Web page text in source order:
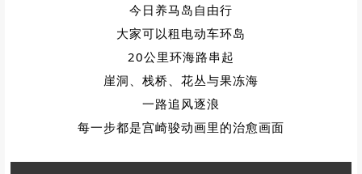
今日养马岛自由行
大家可以租电动车环岛
20公里环海路串起
崖洞、栈桥、花丛与果冻海
一路追风逐浪
每一步都是宫崎骏动画里的治愈画面